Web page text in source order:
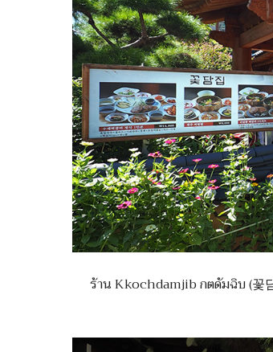
ร้าน Kkochdamjib กตดัมฉิบ (꽃담